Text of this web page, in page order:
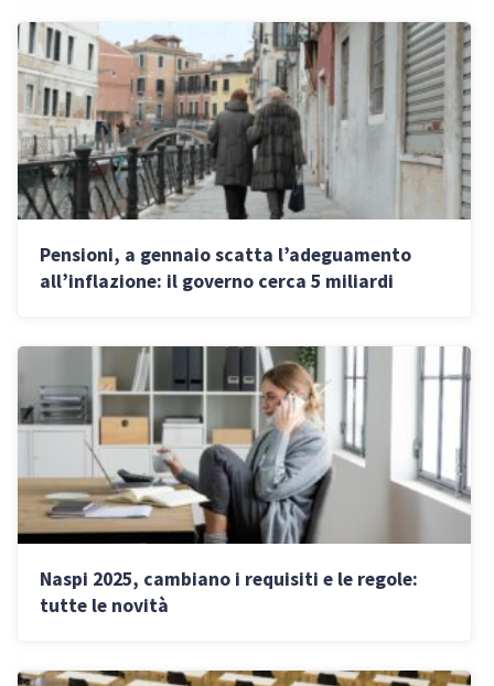
Pensioni, a gennaio scatta l’adeguamento
all’inflazione: il governo cerca 5 miliardi
Naspi 2025, cambiano i requisiti e le regole:
tutte le novità